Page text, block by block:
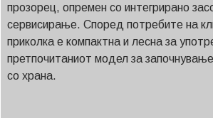
прозорец, опремен со интегрирано
сервисирање. Според потребите на
приколка е компактна и лесна за
претпочитаниот модел за
со храна.